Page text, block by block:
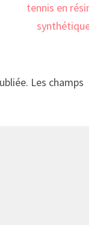
tennis en résine
synthétique ?
Les champs